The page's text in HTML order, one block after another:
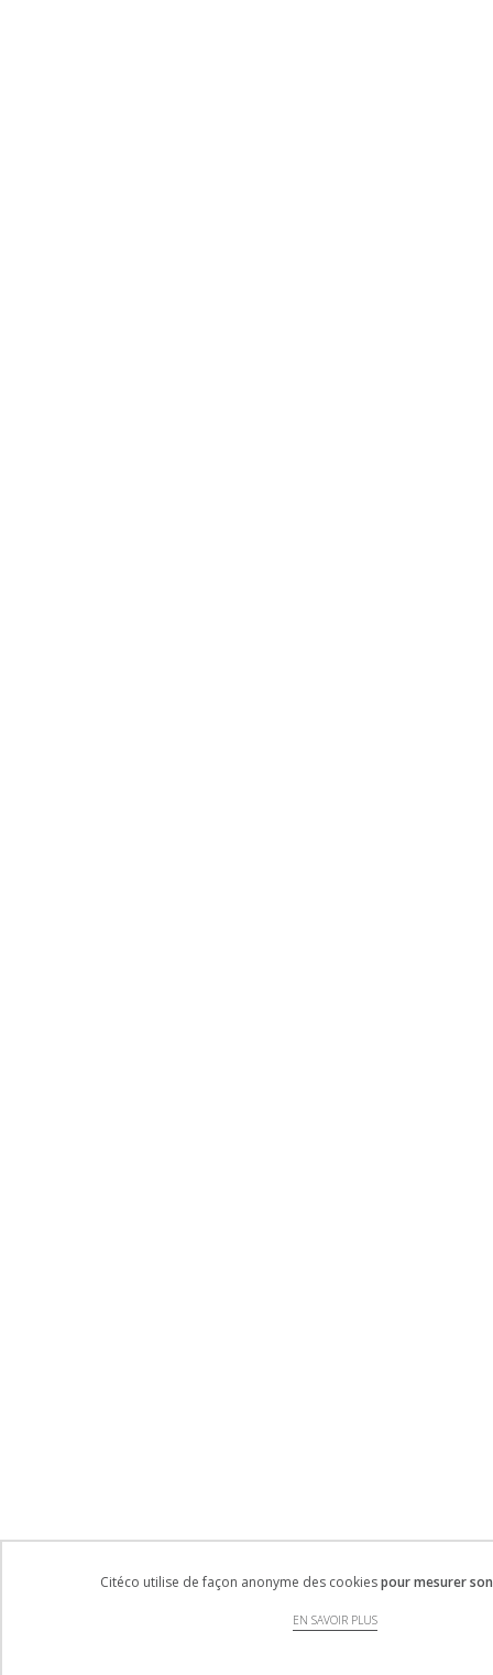
Citéco utilise de façon anonyme des cookiespour mesurer
EN SAVOIR PLUS